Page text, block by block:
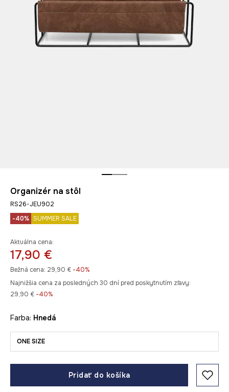
Organizér na stôl
RS26-JEU902
-40% SUMMER SALE
Aktuálna cena:
17,90 €
Bežná cena: 29,90 € -40%
Najnižšia cena za posledných 30 dní pred poskytnutím zľavy:
29,90 € -40%
Farba: hnedá
ONE SIZE
Pridať do košíka